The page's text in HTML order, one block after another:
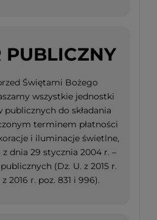
PUBLICZNY
Świętami Bożego
wszystkie jednostki
publicznych do składania
terminem płatności
i iluminacje świetlne,
dnia 29 stycznia 2004 r. –
(Dz. U. z 2015 r.
2016 r. poz. 831 i 996).